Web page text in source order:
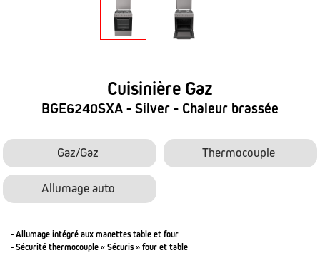
Cuisinière Gaz
BGE6240SXA - Silver - Chaleur brassée
Gaz/Gaz Thermocouple
Allumage auto
- Allumage intégré aux manettes table et four
- Sécurité thermocouple « Sécuris » four et table